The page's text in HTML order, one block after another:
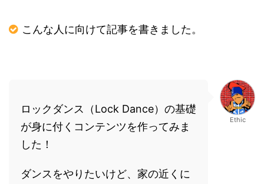
こんな人に向けて記事を書きました。
ロックダンス（Lock Dance）の基礎
が身に付くコンテンツを作ってみま
した！
ダンスをやりたいけど、家の近くに
Ethic